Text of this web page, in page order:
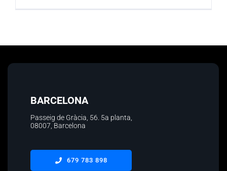
BARCELONA
Passeig de Gràcia, 56. 5a planta
08007, Barcelona
679 783 898